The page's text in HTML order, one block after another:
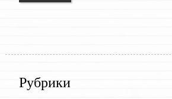
Рубрики